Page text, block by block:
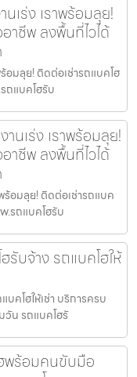
เร่ง เราพร้อมลุย!
าชีพ ลงพื้นที่ไวได้
อมลุย! ติดต่อเช่ารถแบคโฮ
ถแบคโฮรับ
นเร่ง เราพร้อมลุย!
าชีพ ลงพื้นที่ไวได้
ร้อมลุย! ติดต่อเช่ารถแบค
รถแบคโฮรับ
บจ้าง รถแบคโฮให้
คโฮให้เช่า บริการครบ
วัน รถแบคโฮรั
พร้อมคนขับมือ